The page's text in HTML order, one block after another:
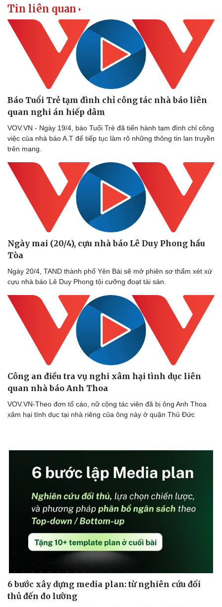
Thể thao
Bóng đá
Lịch thi đấu bóng đá
Thế giới thể thao
eSports
Hậu trường
Ô tô - Xe máy
Xe máy
Tư vấn
Tin liên quan
Báo Tuổi Trẻ tạm đình chỉ công tác nhà báo liên
quan nghi án hiếp dâm
VOV.VN - Ngày 19/4, báo Tuổi Trẻ đã tiến hành tạm đình chỉ công
việc của nhà báo A.T để tiếp tục làm rõ những thông tin lan truyền
trên mạng.
Ngày mai (20/4), cựu nhà báo Lê Duy Phong hầu
Tòa
Ngày 20/4, TAND thành phố Yên Bái sẽ mở phiên sơ thẩm xét xử
cựu nhà báo Lê Duy Phong tội cưỡng đoạt tài sản.
Công an điều tra vụ nghi xâm hại tình dục liên
quan nhà báo Anh Thoa
VOV.VN-Theo đơn tố cáo, nữ cộng tác viên đã bị ông Anh Thoa
xâm hại tình dục tại nhà riêng của ông này ở quận Thủ Đức
6 bước xây dựng media plan: từ nghiên cứu đối
thủ đến đo lường